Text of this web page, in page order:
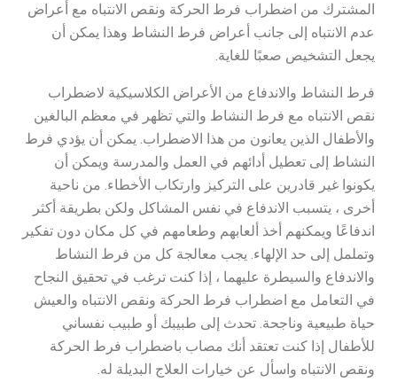
المشترك من اضطراب فرط الحركة ونقص الانتباه مع أعراض
عدم الانتباه إلى جانب أعراض فرط النشاط وهذا يمكن أن
يجعل التشخيص صعبًا للغاية.
فرط النشاط والاندفاع من الأعراض الكلاسيكية لاضطراب
نقص الانتباه مع فرط النشاط والتي تظهر في معظم البالغين
والأطفال الذين يعانون من هذا الاضطراب. يمكن أن يؤدي فرط
النشاط إلى تعطيل أدائهم في العمل والمدرسة ويمكن أن
يكونوا غير قادرين على التركيز وارتكاب الأخطاء. من ناحية
أخرى ، يتسبب الاندفاع في نفس المشاكل ولكن بطريقة أكثر
اندفاعًا ويمكنهم أخذ ألعابهم وطعامهم في كل مكان دون تفكير
وتململ إلى حد الإلهاء. يجب معالجة كل من فرط النشاط
والاندفاع والسيطرة عليهما ، إذا كنت ترغب في تحقيق النجاح
في التعامل مع اضطراب فرط الحركة ونقص الانتباه والعيش
حياة طبيعية وناجحة. تحدث إلى طبيبك أو طبيب نفساني
للأطفال إذا كنت تعتقد أنك مصاب باضطراب فرط الحركة
ونقص الانتباه واسأل عن خيارات العلاج البديلة له.